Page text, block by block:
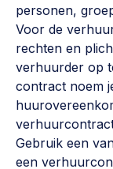
personen,
Voor de
rechten en
verhuurder op
contract noem
Gebruik een
een